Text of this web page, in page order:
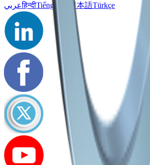
عربيहिन्दीTiếng Việt 日本語Türkçe